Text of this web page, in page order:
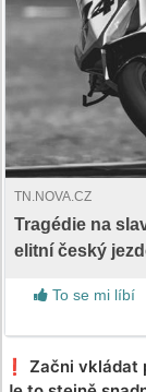
TN.NOVA.CZ
Tragédie na
elitní český
To se mi líbí
❗️ Začni vkládat